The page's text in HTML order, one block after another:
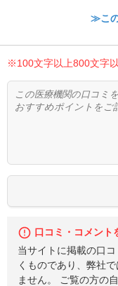
≫こ
※100文字以上800文字
口コミ・コメント
当サイトに掲載の口
くものであり、弊社
ません。 ご覧の方の